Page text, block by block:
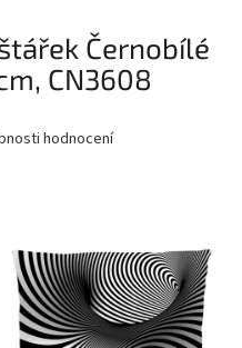
Černobílé
CN3608
hodnocení